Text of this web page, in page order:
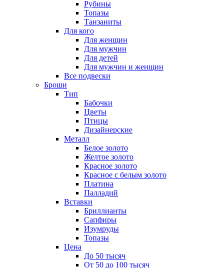
Рубины
Топазы
Танзаниты
Для кого
Для женщин
Для мужчин
Для детей
Для мужчин и женщин
Все подвески
Броши
Тип
Бабочки
Цветы
Птицы
Дизайнерские
Металл
Белое золото
Желтое золото
Красное золото
Красное с белым золото
Платина
Палладий
Вставки
Бриллианты
Сапфиры
Изумруды
Топазы
Цена
До 50 тысяч
От 50 до 100 тысяч